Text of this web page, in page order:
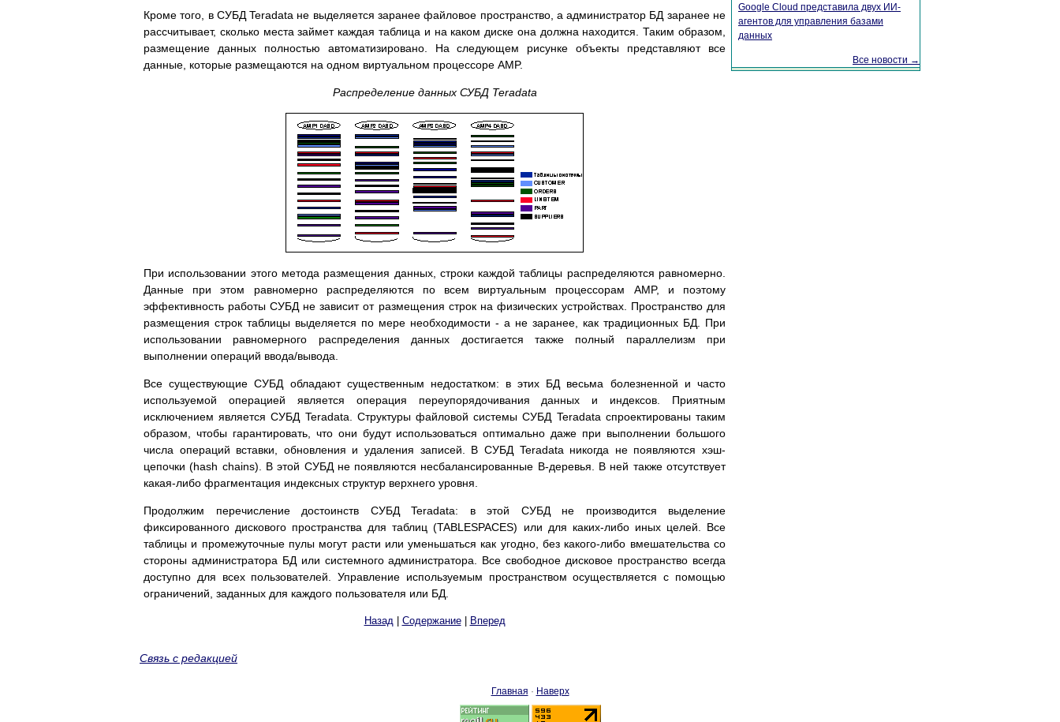
Кроме того, в СУБД Teradata не выделяется заранее файловое пространство, а администратор БД заранее не
рассчитывает, сколько места займет каждая таблица и на каком диске она должна находится. Таким образом,
размещение данных полностью автоматизировано. На следующем рисунке объекты представляют все
данные, которые размещаются на одном виртуальном процессоре AMP.
Распределение данных СУБД Teradata
При использовании этого метода размещения данных, строки каждой таблицы распределяются равномерно.
Данные при этом равномерно распределяются по всем виртуальным процессорам AMP, и поэтому
эффективность работы СУБД не зависит от размещения строк на физических устройствах. Пространство для
размещения строк таблицы выделяется по мере необходимости - а не заранее, как традиционных БД. При
использовании равномерного распределения данных достигается также полный параллелизм при
выполнении операций ввода/вывода.
Все существующие СУБД обладают существенным недостатком: в этих БД весьма болезненной и часто
используемой операцией является операция переупорядочивания данных и индексов. Приятным
исключением является СУБД Teradata. Структуры файловой системы СУБД Teradata спроектированы таким
образом, чтобы гарантировать, что они будут использоваться оптимально даже при выполнении большого
числа операций вставки, обновления и удаления записей. В СУБД Teradatа никогда не появляются хэш-
цепочки (hash chains). В этой СУБД не появляются несбалансированные B-деревья. В ней также отсутствует
какая-либо фрагментация индексных структур верхнего уровня.
Продолжим перечисление достоинств СУБД Teradata: в этой СУБД не производится выделение
фиксированного дискового пространства для таблиц (TABLESPACES) или для каких-либо иных целей. Все
таблицы и промежуточные пулы могут расти или уменьшаться как угодно, без какого-либо вмешательства со
стороны администратора БД или системного администратора. Все свободное дисковое пространство всегда
доступно для всех пользователей. Управление используемым пространством осуществляется с помощью
ограничений, заданных для каждого пользователя или БД.
Назад| Содержание| Вперед
Google Cloud представила двух ИИ-
агентов для управления базами
данных
Все новости →
Связь с редакцией
Главная · Наверх